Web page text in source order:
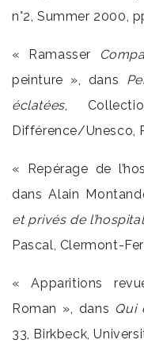
n°2, Summer 2000,
« Ramasser
peinture », dans
éclatées,
Différence/Unesco,
« Repérage de
dans Alain
et privés de
Pascal, Clermont-
« Apparitions
Roman », dans Qui
33, Birkbeck,